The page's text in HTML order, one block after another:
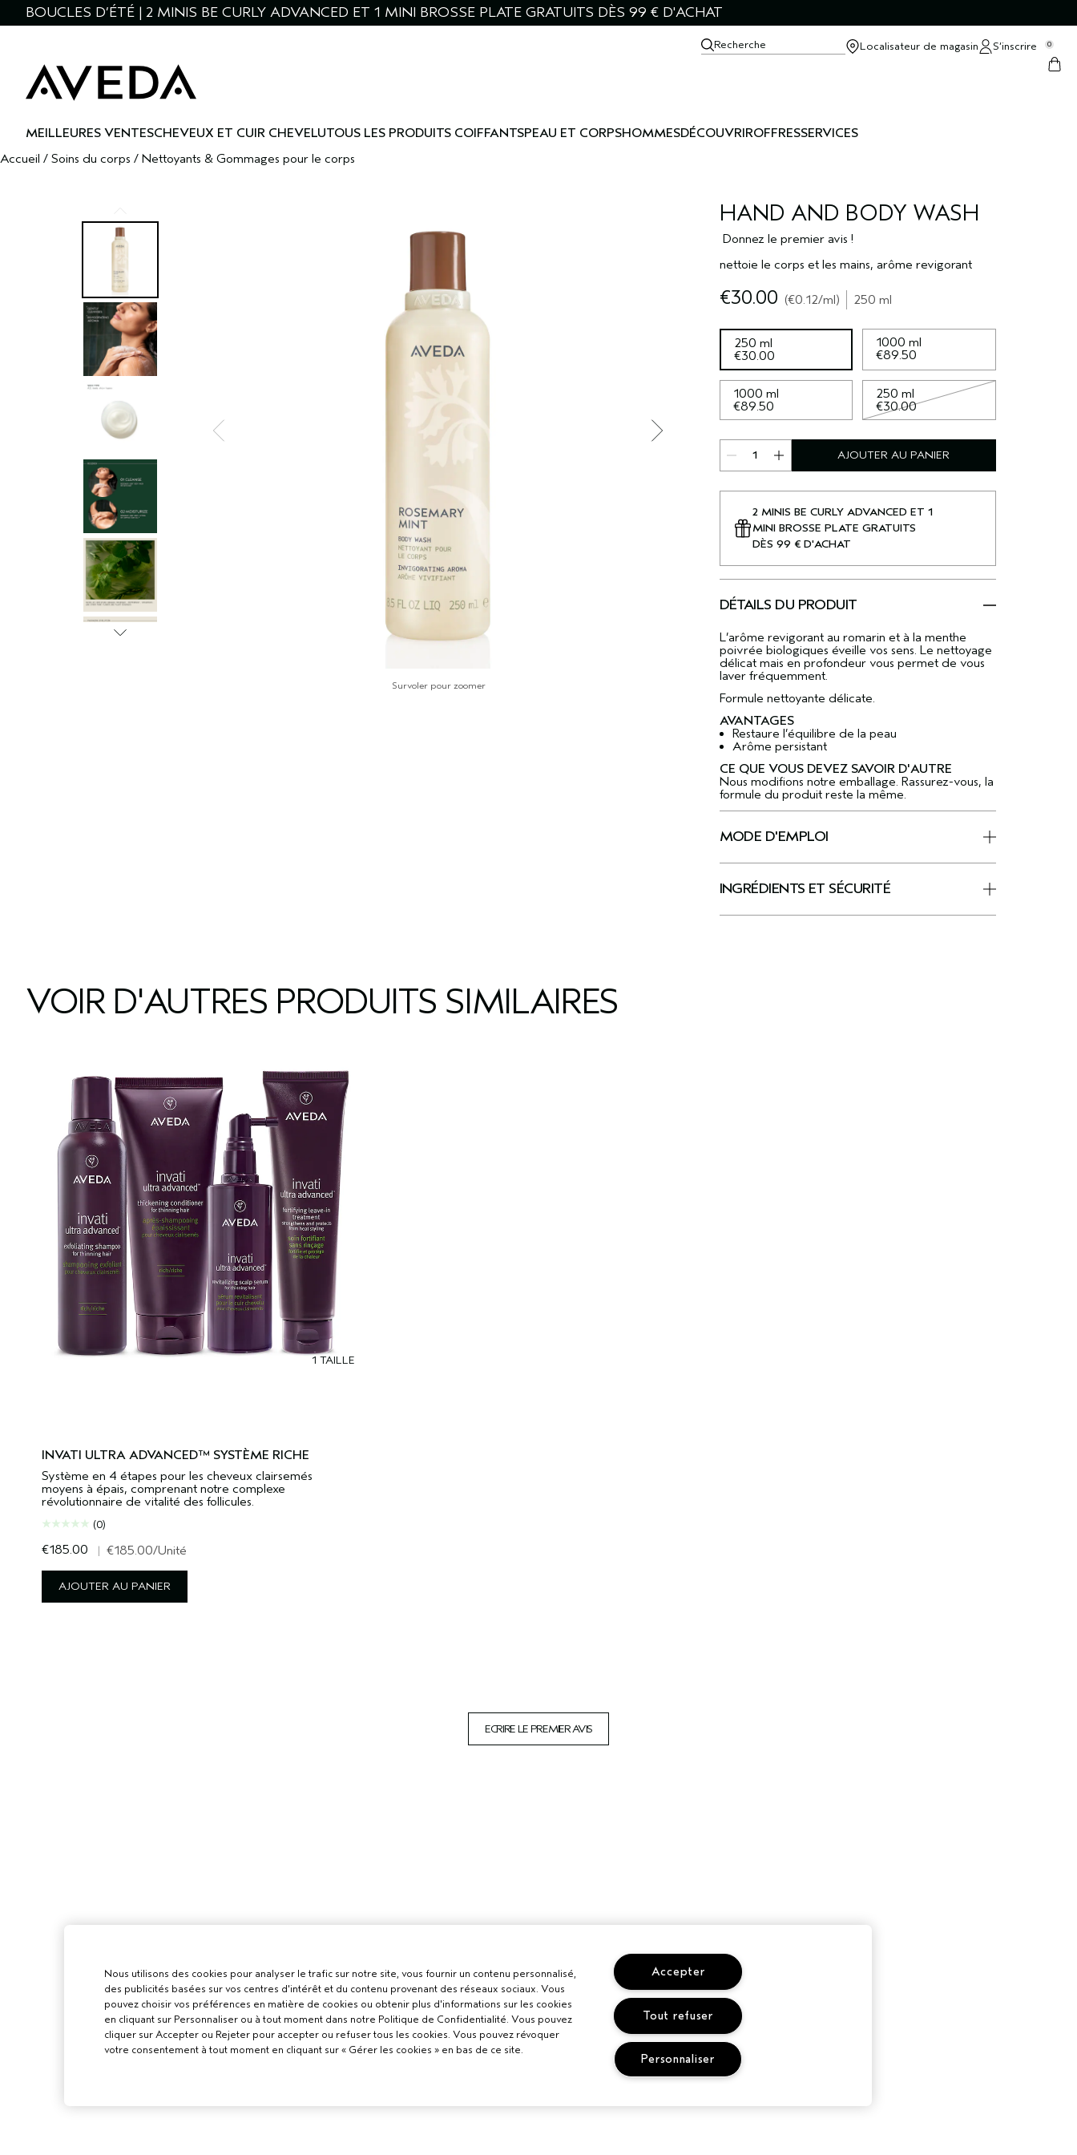
BOUCLES D’ÉTÉ | 2 MINIS BE CURLY ADVANCED ET 1 MINI BROSSE PLATE GRATUITS DÈS 99 € D'ACHAT
Recherche Localisateur de magasin S’inscrire 0
MEILLEURES VENTESCHEVEUX ET CUIR CHEVELUTOUS LES PRODUITS COIFFANTSPEAU ET CORPSHOMMESDÉCOUVRIROFFRESSERVICES
Accueil / Soins du corps / Nettoyants & Gommages pour le corps
HAND AND BODY WASH
Donnez le premier avis !
nettoie le corps et les mains, arôme revigorant
Survoler pour zoomer
€30.00 €0.12/ml 250 ml
250 ml
€30.00
1000 ml
€89.50
1000 ml
€89.50
250 ml
€30.00
AJOUTER AU PANIER
2 MINIS BE CURLY ADVANCED ET 1
MINI BROSSE PLATE GRATUITS
DÈS 99 € D'ACHAT
DÉTAILS DU PRODUIT
L’arôme revigorant au romarin et à la menthe
poivrée biologiques éveille vos sens. Le nettoyage
délicat mais en profondeur vous permet de vous
laver fréquemment.
Formule nettoyante délicate.
AVANTAGES
Restaure l’équilibre de la peau
Arôme persistant
CE QUE VOUS DEVEZ SAVOIR D'AUTRE
Nous modifions notre emballage. Rassurez-vous, la
formule du produit reste la même.
MODE D'EMPLOI
INGRÉDIENTS ET SÉCURITÉ
VOIR D'AUTRES PRODUITS SIMILAIRES
1 TAILLE
INVATI ULTRA ADVANCED™ SYSTÈME RICHE
Système en 4 étapes pour les cheveux clairsemés
moyens à épais, comprenant notre complexe
révolutionnaire de vitalité des follicules.
(0)
€185.00 | €185.00/Unité
AJOUTER AU PANIER
ECRIRE LE PREMIER AVIS
Nous utilisons des cookies pour analyser le trafic sur notre site, vous fournir un contenu personnalisé,
des publicités basées sur vos centres d'intérêt et du contenu provenant des réseaux sociaux. Vous
pouvez choisir vos préférences en matière de cookies ou obtenir plus d'informations sur les cookies
en cliquant sur Personnaliser ou à tout moment dans notre Politique de Confidentialité. Vous pouvez
cliquer sur Accepter ou Rejeter pour accepter ou refuser tous les cookies. Vous pouvez révoquer
votre consentement à tout moment en cliquant sur « Gérer les cookies » en bas de ce site.
Accepter
Tout refuser
Personnaliser